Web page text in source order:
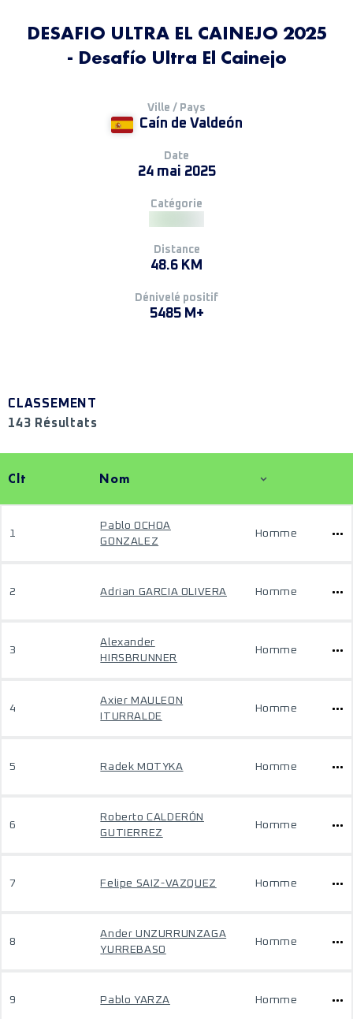
DESAFIO ULTRA EL CAINEJO 2025
- Desafío Ultra El Cainejo
Ville / Pays
Caín de Valdeón
Date
24 mai 2025
Catégorie
Distance
48.6 KM
Dénivelé positif
5485 M+
CLASSEMENT
143 Résultats
Clt Nom
1
Pablo OCHOA
GONZALEZ
Homme
2 Adrian GARCIA OLIVERA Homme
3
Alexander
HIRSBRUNNER
Homme
4
Axier MAULEON
ITURRALDE
Homme
5 Radek MOTYKA Homme
6
Roberto CALDERÓN
GUTIERREZ
Homme
7 Felipe SAIZ-VAZQUEZ Homme
8
Ander UNZURRUNZAGA
YURREBASO
Homme
9 Pablo YARZA Homme